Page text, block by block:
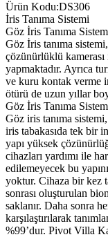
Ürün Kodu:DS306
İris Tanıma Sistemi
Göz İris Tanıma
Göz İris tanıma
çözünürlüklü
yapmaktadır. Ayrıca
ve kuru kontak verme
ötürü de uzun yıllar
Göz İris Tanıma
Göz iris tanıma
iris tabakasıda tek bir
yapı yüksek
cihazları yardımı ile
edilemeyecek bu
yoktur. Cihaza bir kez
sonrası oluşturulan
saklanır. Daha sonra
karşılaştırılarak
%99’dur. Pivot Villa